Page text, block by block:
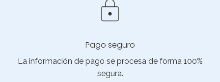
Pago seguro
La información de pago se procesa de forma 100%
segura.